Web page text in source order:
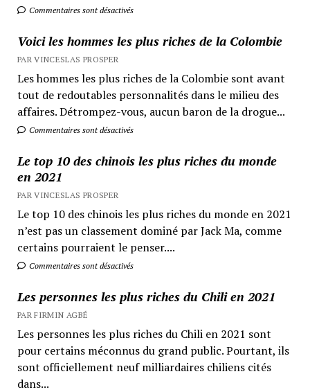
Commentaires sont désactivés
Voici les hommes les plus riches de la Colombie
PAR VINCESLAS PROSPER
Les hommes les plus riches de la Colombie sont avant
tout de redoutables personnalités dans le milieu des
affaires. Détrompez-vous, aucun baron de la drogue...
Commentaires sont désactivés
Le top 10 des chinois les plus riches du monde
en 2021
PAR VINCESLAS PROSPER
Le top 10 des chinois les plus riches du monde en 2021
n’est pas un classement dominé par Jack Ma, comme
certains pourraient le penser....
Commentaires sont désactivés
Les personnes les plus riches du Chili en 2021
PAR FIRMIN AGBÉ
Les personnes les plus riches du Chili en 2021 sont
pour certains méconnus du grand public. Pourtant, ils
sont officiellement neuf milliardaires chiliens cités
dans...